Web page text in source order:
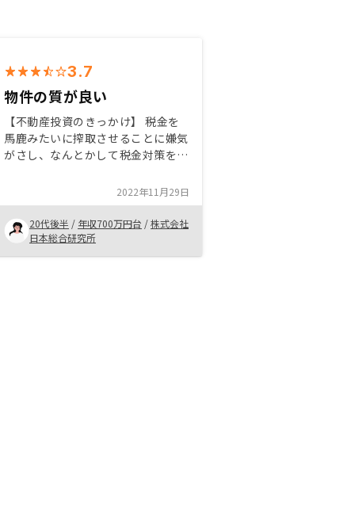
3.7
物件の質が良い
【不動産投資のきっかけ】 税金を
馬鹿みたいに搾取させることに嫌気
がさし、なんとかして税金対策をし
約で自由にできないため、不動産で
資産を増やそうと思ったから。
【購入の決め手】 物件の質が良
く、安かったから。銀行の手数料が
安かってから。
2022年11月29日
20代後半 / 年収700万円台 /株式会社
日本総合研究所